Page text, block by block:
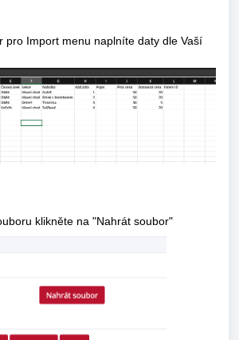
pro Import menu naplníte daty dle Vaší
klikněte na "Nahrát soubor"